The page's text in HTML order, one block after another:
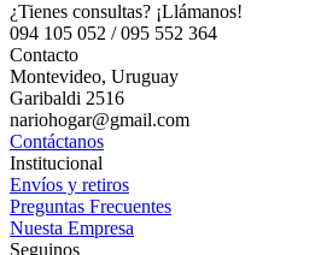
¿Tienes consultas? ¡Llámanos!
094 105 052 / 095 552 364
Contacto
Montevideo, Uruguay
Garibaldi 2516
nariohogar@gmail.com
Contáctanos
Institucional
Envíos y retiros
Preguntas Frecuentes
Nuesta Empresa
Seguinos